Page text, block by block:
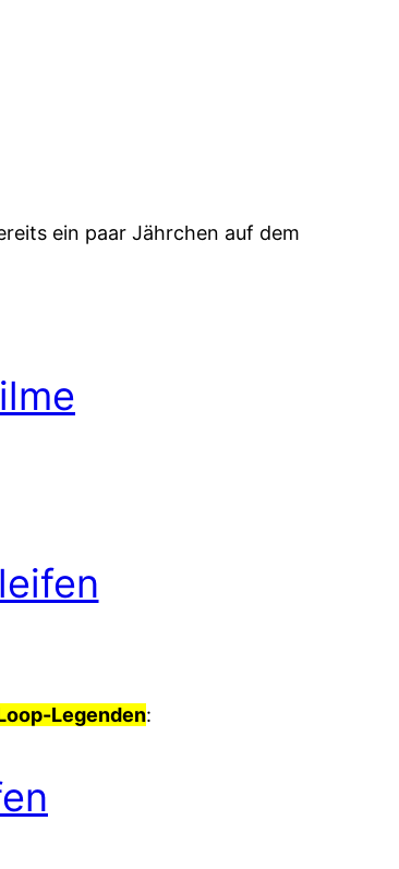
ein paar Jährchen auf dem
Legenden: